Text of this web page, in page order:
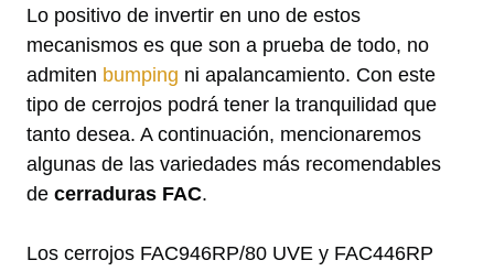
Lo positivo de invertir en uno de estos
mecanismos es que son a prueba de todo, no
admiten bumping ni apalancamiento. Con este
tipo de cerrojos podrá tener la tranquilidad que
tanto desea. A continuación, mencionaremos
algunas de las variedades más recomendables
de cerraduras FAC.
Los cerrojos FAC946RP/80 UVE y FAC446RP